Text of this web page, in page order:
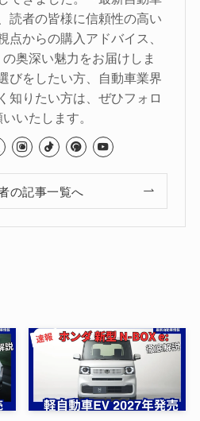
読者の皆様に信頼性の高い
からの購入アドバイス、
奥深い魅力をお届けしま
びをしたい方、自動車業界
知りたい方は、ぜひフォロ
いたします。
の記事一覧へ